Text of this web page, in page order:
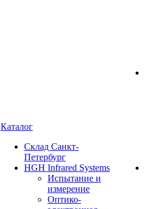
Каталог
Cклад Санкт-
Петербург
HGH Infrared Systems
Испытание и
измерение
Оптико-